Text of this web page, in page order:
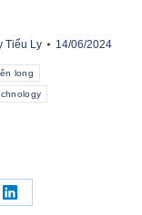
Tiểu Ly 14/06/2024
long
Share